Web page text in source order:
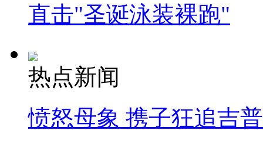
直击"圣诞泳装裸跑"
热点新闻
愤怒母象 携子狂追吉